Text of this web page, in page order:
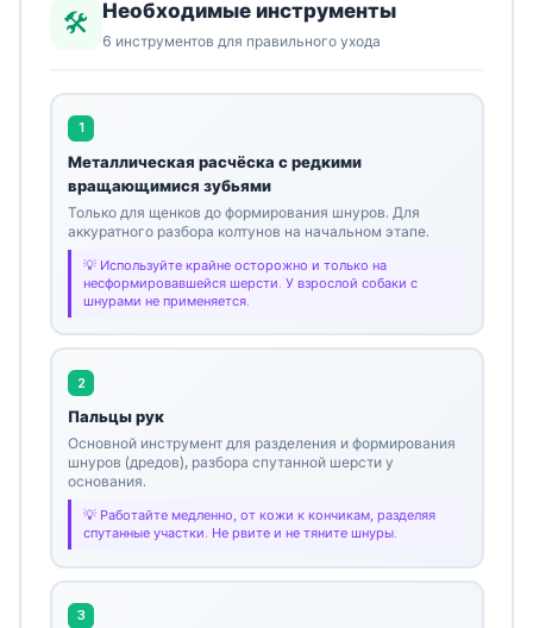
🛠️ Необходимые инструменты
6 инструментов для правильного ухода
1
Металлическая расчёска с редкими
вращающимися зубьями
Только для щенков до формирования шнуров. Для
аккуратного разбора колтунов на начальном этапе.
Используйте крайне осторожно и только на
несформировавшейся шерсти. У взрослой собаки с
шнурами не применяется.
2
Пальцы рук
Основной инструмент для разделения и формирования
шнуров (дредов), разбора спутанной шерсти у
основания.
Работайте медленно, от кожи к кончикам, разделяя
спутанные участки. Не рвите и не тяните шнуры.
3